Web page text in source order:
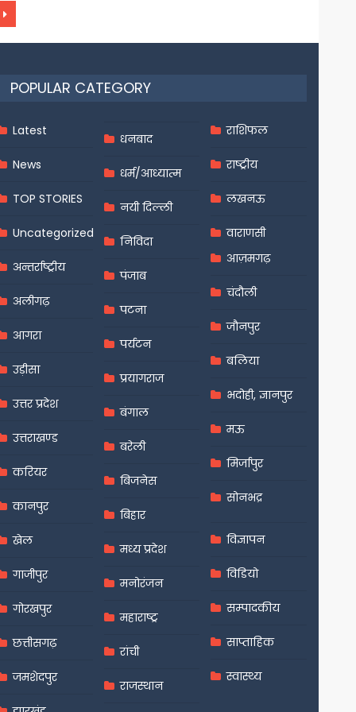
POPULAR CATEGORY
Latest
News
TOP STORIES
Uncategorized
अन्तर्राष्ट्रीय
अलीगढ़
आगरा
उड़ीसा
उत्तर प्रदेश
उत्तराखण्ड
करियर
कानपुर
खेल
गाजीपुर
गोरखपुर
छत्तीसगढ़
जमशेदपुर
धनबाद
धर्म/आध्यात्म
नयी दिल्ली
निविदा
पंजाब
पटना
पर्यटन
प्रयागराज
बंगाल
बरेली
बिजनेस
बिहार
मध्य प्रदेश
मनोरंजन
महाराष्ट्र
रांची
राजस्थान
राशिफल
राष्ट्रीय
लखनऊ
वाराणसी
आज़मगढ़
चंदौली
जौनपुर
बलिया
भदोही, ज्ञानपुर
मऊ
मिर्जापुर
सोनभद्र
विज्ञापन
विडियो
सम्पादकीय
साप्ताहिक
स्वास्थ्य